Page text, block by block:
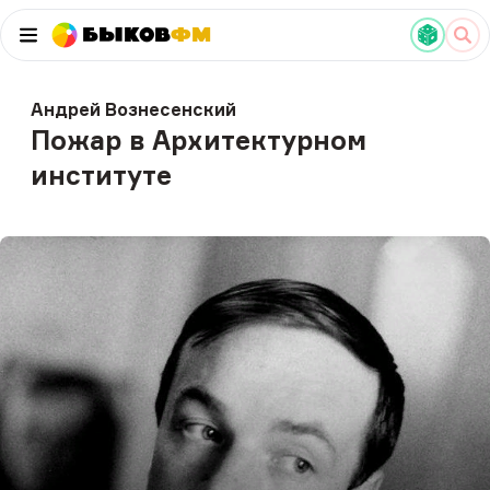
БыковФМ
Андрей Вознесенский
Пожар в Архитектурном
институте